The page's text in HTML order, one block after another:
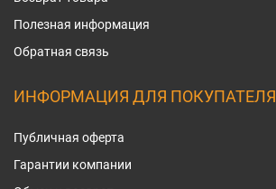
Полезная информация
Обратная связь
ИНФОРМАЦИЯ ДЛЯ ПОКУПАТЕЛЯ
Публичная оферта
Гарантии компании